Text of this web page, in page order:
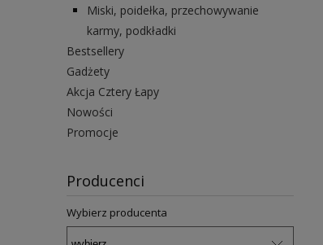
Miski, poidełka, przechowywanie
karmy, podkładki
Bestsellery
Gadżety
Akcja Cztery Łapy
Nowości
Promocje
Producenci
Wybierz producenta